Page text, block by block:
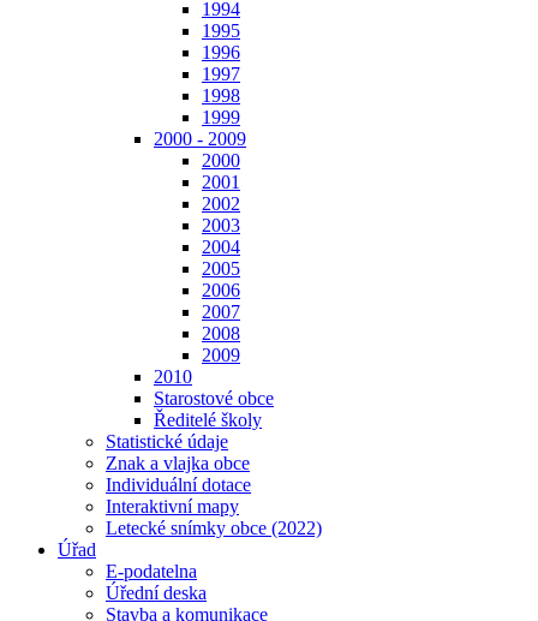
1994
1995
1996
1997
1998
1999
2000 - 2009
2000
2001
2002
2003
2004
2005
2006
2007
2008
2009
2010
Starostové obce
Ředitelé školy
Statistické údaje
Znak a vlajka obce
Individuální dotace
Interaktivní mapy
Letecké snímky obce (2022)
Úřad
E-podatelna
Úřední deska
Stavba a komunikace